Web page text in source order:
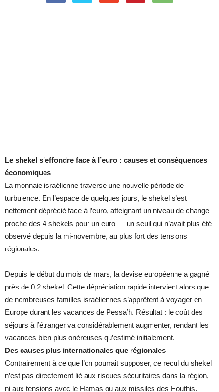
Le shekel s’effondre face à l’euro : causes et conséquences
économiques
La monnaie israélienne traverse une nouvelle période de
turbulence. En l’espace de quelques jours, le shekel s’est
nettement déprécié face à l’euro, atteignant un niveau de change
proche des 4 shekels pour un euro — un seuil qui n’avait plus été
observé depuis la mi-novembre, au plus fort des tensions
régionales.
Depuis le début du mois de mars, la devise européenne a gagné
près de 0,2 shekel. Cette dépréciation rapide intervient alors que
de nombreuses familles israéliennes s’apprêtent à voyager en
Europe durant les vacances de Pessa’h. Résultat : le coût des
séjours à l’étranger va considérablement augmenter, rendant les
vacances bien plus onéreuses qu’estimé initialement.
Des causes plus internationales que régionales
Contrairement à ce que l’on pourrait supposer, ce recul du shekel
n’est pas directement lié aux risques sécuritaires dans la région,
ni aux tensions avec le Hamas ou aux missiles des Houthis.